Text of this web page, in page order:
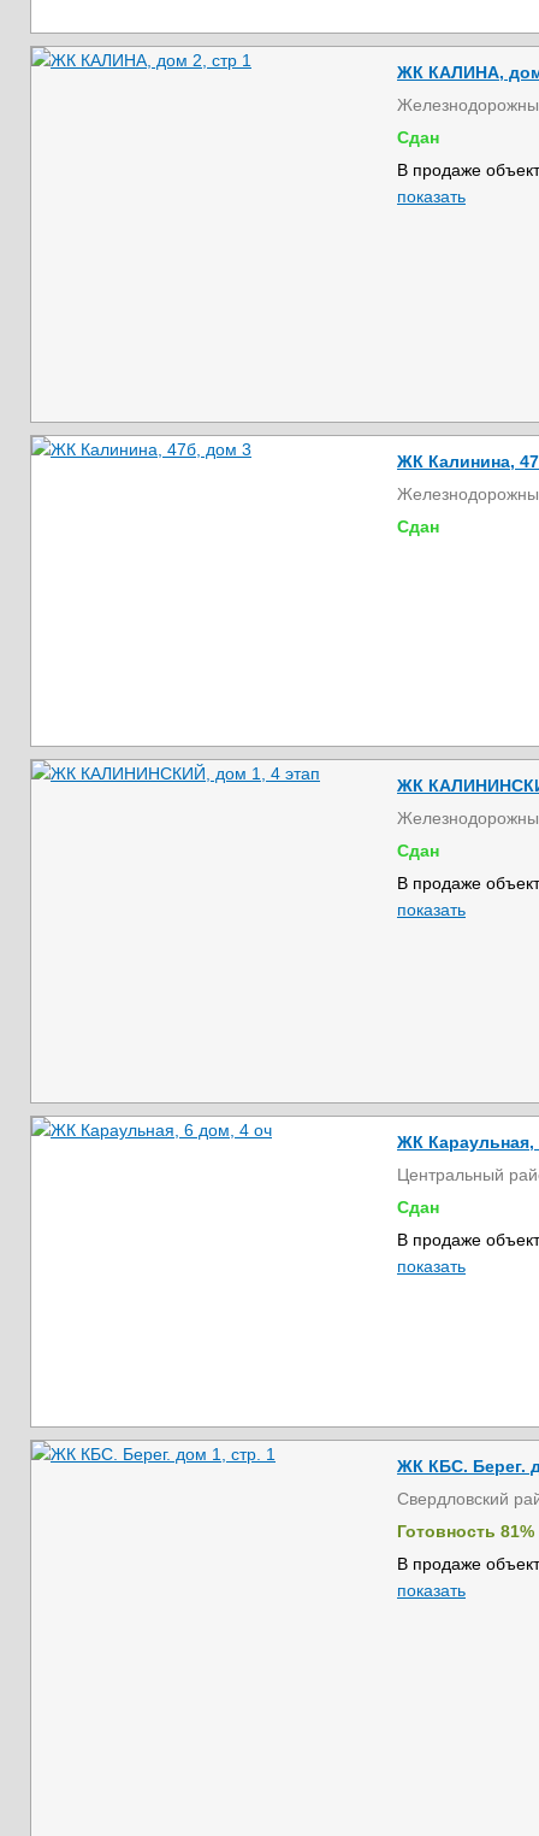
ЖК КАЛИНА, дом
Сдан
В продаже
показать
ЖК Калинина,
Сдан
ЖК
Сдан
В продаже
показать
ЖК Караульная,
Центральный
Сдан
В продаже
показать
ЖК КБС. Берег.
Свердловский
Готовность 81%
В продаже
показать